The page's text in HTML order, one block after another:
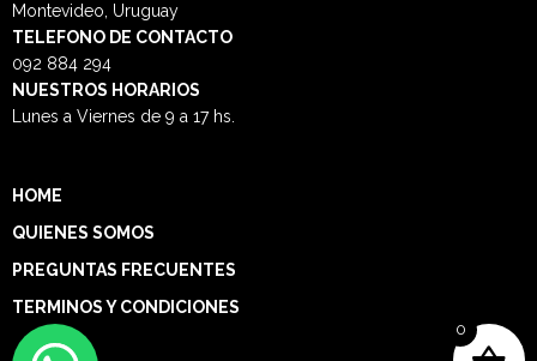
Montevideo, Uruguay
TELEFONO DE CONTACTO
092 884 294
NUESTROS HORARIOS
Lunes a Viernes de 9 a 17 hs.
HOME
QUIENES SOMOS
PREGUNTAS FRECUENTES
TERMINOS Y CONDICIONES
0